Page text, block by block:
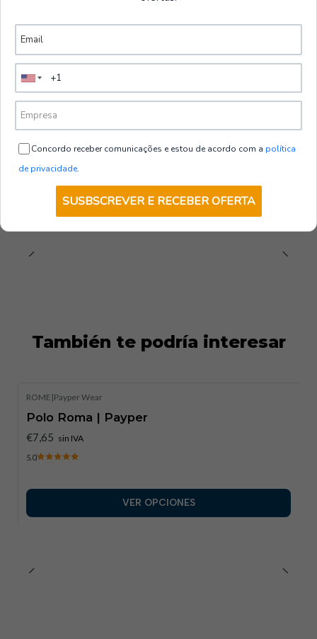
Composición
Tejido: 100% algodón
Apariencia
Peso: 175 g/m²
Polos
ROME|Payper Wear
Polo Roma | Payper
€7,65
5.0
VER OPCIONES
También te podría interesar
ROME |Payper Wear
Polo Roma | Payper
€7,65 sin IVA
5.0
VER OPCIONES
Concordo receber comunicações e estou de acordo com a política
de privacidade.
SUSBSCREVER E RECEBER OFERTA